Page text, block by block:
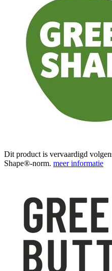
Dit product is vervaardigd
Shape®-norm. meer informatie